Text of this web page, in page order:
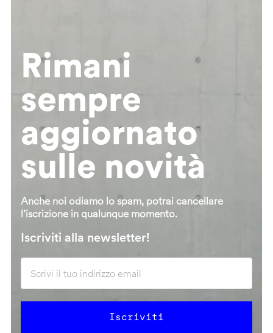
Rimani
sempre
aggiornato
sulle novità
Anche noi odiamo lo spam, potrai cancellare
l’iscrizione in qualunque momento.
Iscriviti alla newsletter!